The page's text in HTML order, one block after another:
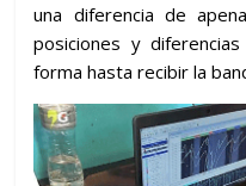
una diferencia de
posiciones y
forma hasta recibir la